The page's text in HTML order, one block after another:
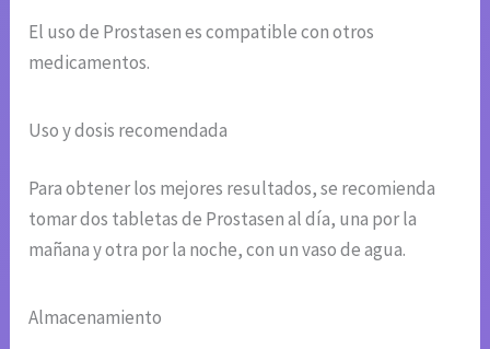
El uso de Prostasen es compatible con otros
medicamentos.
Uso y dosis recomendada
Para obtener los mejores resultados, se recomienda
tomar dos tabletas de Prostasen al día, una por la
mañana y otra por la noche, con un vaso de agua.
Almacenamiento